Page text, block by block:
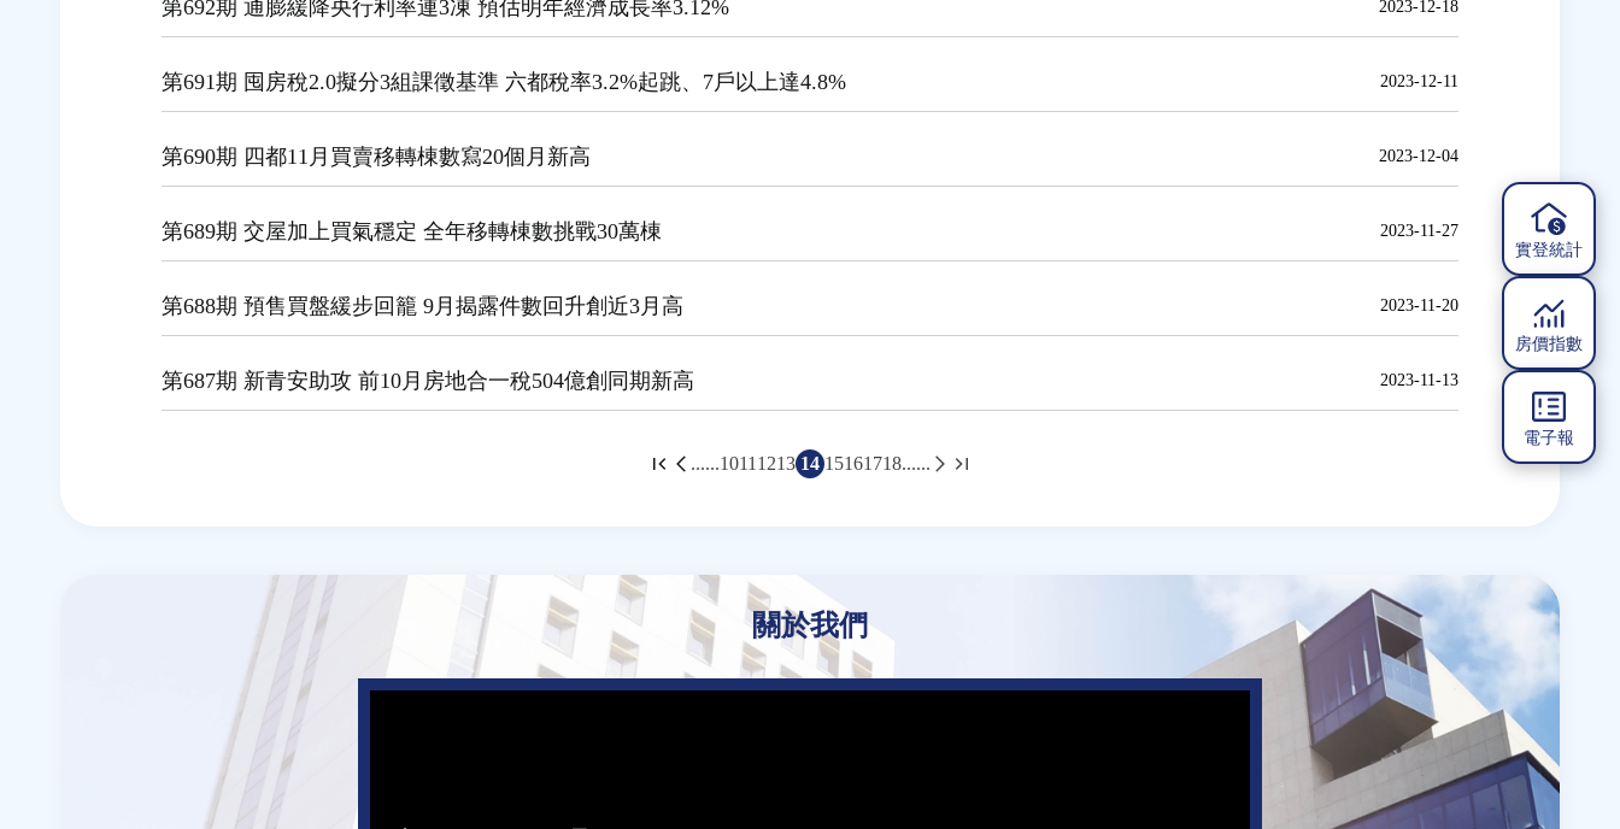
第692期 通膨緩降央行利率連3凍 預估明年經濟成長率3.12% 2023-12-18
第691期 囤房稅2.0擬分3組課徵基準 六都稅率3.2%起跳、7戶以上達4.8% 2023-12-11
第690期 四都11月買賣移轉棟數寫20個月新高 2023-12-04
第689期 交屋加上買氣穩定 全年移轉棟數挑戰30萬棟 2023-11-27
第688期 預售買盤緩步回籠 9月揭露件數回升創近3月高 2023-11-20
第687期 新青安助攻 前10月房地合一稅504億創同期新高 2023-11-13
......1011 1213 14 15161718......
關於我們
實登統計
房價指數
電子報